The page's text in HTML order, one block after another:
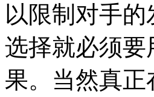
以限制对手
选择就必须
果。当然真